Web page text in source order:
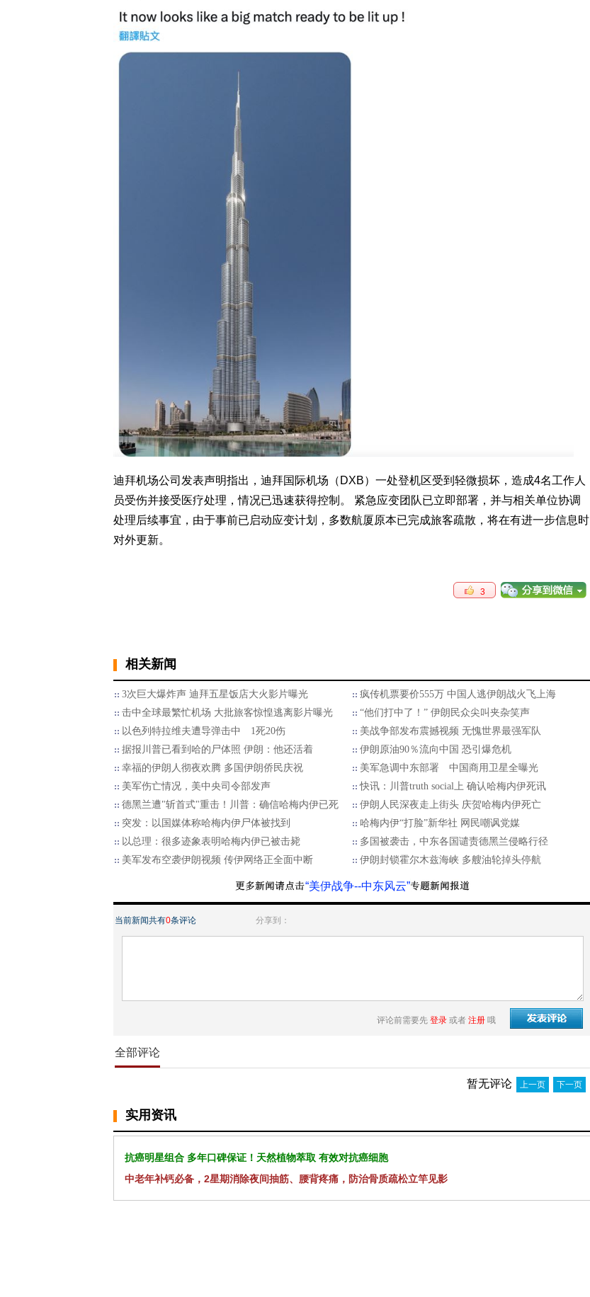
迪拜机场公司发表声明指出，迪拜国际机场（DXB）一处登机区受到轻微损坏，造成4名工作人
员受伤并接受医疗处理，情况已迅速获得控制。 紧急应变团队已立即部署，并与相关单位协调
处理后续事宜，由于事前已启动应变计划，多数航厦原本已完成旅客疏散，将在有进一步信息时
对外更新。
3
相关新闻
3次巨大爆炸声 迪拜五星饭店大火影片曝光
疯传机票要价555万 中国人逃伊朗战火飞上海
击中全球最繁忙机场 大批旅客惊惶逃离影片曝光
“他们打中了！” 伊朗民众尖叫夹杂笑声
以色列特拉维夫遭导弹击中 1死20伤
美战争部发布震撼视频 无愧世界最强军队
据报川普已看到哈的尸体照 伊朗：他还活着
伊朗原油90％流向中国 恐引爆危机
幸福的伊朗人彻夜欢腾 多国伊朗侨民庆祝
美军急调中东部署 中国商用卫星全曝光
美军伤亡情况，美中央司令部发声
快讯：川普truth social上 确认哈梅内伊死讯
德黑兰遭"斩首式"重击！川普：确信哈梅内伊已死
伊朗人民深夜走上街头 庆贺哈梅内伊死亡
突发：以国媒体称哈梅内伊尸体被找到
哈梅内伊“打脸”新华社 网民嘲讽党媒
以总理：很多迹象表明哈梅内伊已被击毙
多国被袭击，中东各国谴责德黑兰侵略行径
美军发布空袭伊朗视频 传伊网络正全面中断
伊朗封锁霍尔木兹海峡 多艘油轮掉头停航
“美伊战争--中东风云”
当前新闻共有0条评论 分享到：
评论前需要先 登录 或者 注册 哦
全部评论
暂无评论 上一页 下一页
实用资讯
抗癌明星组合 多年口碑保证！天然植物萃取 有效对抗癌细胞
中老年补钙必备，2星期消除夜间抽筋、腰背疼痛，防治骨质疏松立竿见影